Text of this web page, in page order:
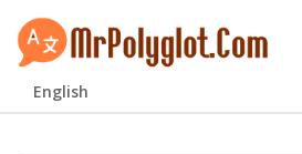
English